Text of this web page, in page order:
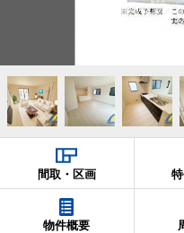
間取・区画
物件概要